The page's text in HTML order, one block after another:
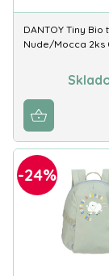
DANTOY Tiny Bio
Nude/Mocca 2ks
-24%